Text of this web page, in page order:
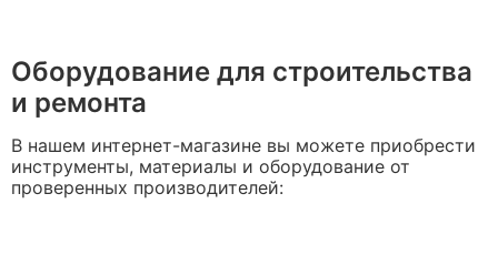
Оборудование для строительства
и ремонта
В нашем интернет-магазине вы можете приобрести
инструменты, материалы и оборудование от
проверенных производителей: